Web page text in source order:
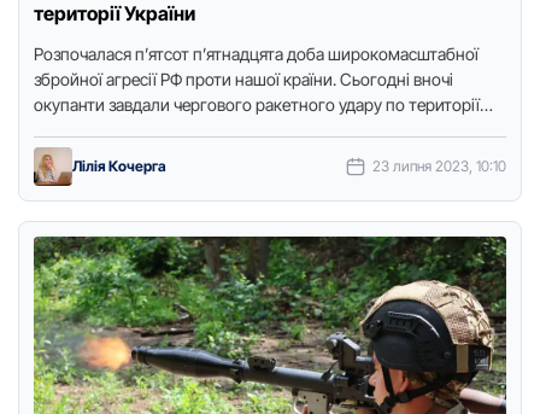
території України
Розпочалася п’ятсот п’ятнадцята доба широкомасштабної
збройної агресії РФ проти нашої країни. Сьогодні вночі
окупанти завдали чергового ракетного удару по території
Лілія Кочерга 23 липня 2023, 10:10